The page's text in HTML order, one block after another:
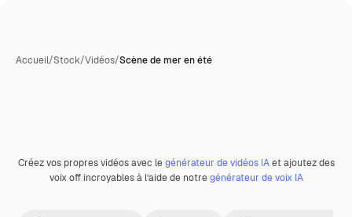
Accueil/Stock/Vidéos/Scène de mer en été
Premium
Créez vos propres vidéos avec legénérateur de vidéos IAet ajoutez des
voix off incroyables à l’aide de notregénérateur de voix IA